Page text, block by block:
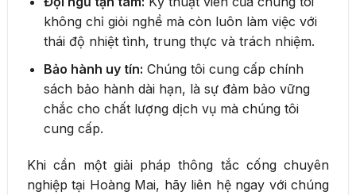
không chỉ giỏi nghề mà còn luôn làm việc với
thái độ nhiệt tình, trung thực và trách nhiệm.
Bảo hành uy tín: Chúng tôi cung cấp chính
sách bảo hành dài hạn, là sự đảm bảo vững
chắc cho chất lượng dịch vụ mà chúng tôi
cung cấp.
Khi cần một giải pháp thông tắc cống chuyên
nghiệp tại Hoàng Mai, hãy liên hệ ngay với chúng